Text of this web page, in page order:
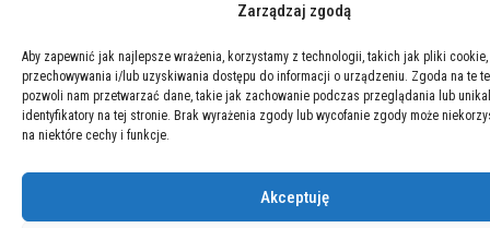
Zarządzaj zgodą
Aby zapewnić jak najlepsze wrażenia, korzystamy z technologii, takich jak pliki
przechowywania i/lub uzyskiwania dostępu do informacji o urządzeniu. Zgoda na te
pozwoli nam przetwarzać dane, takie jak zachowanie podczas przeglądania lub
identyfikatory na tej stronie. Brak wyrażenia zgody lub wycofanie zgody może
na niektóre cechy i funkcje.
Akceptuję